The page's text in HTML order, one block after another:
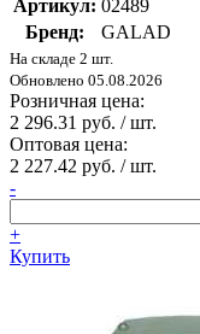
Артикул: 02489
Бренд:
GALAD
На складе 2 шт.
Обновлено 05.08.2026
Розничная цена:
2 296.31 руб. / шт.
Оптовая цена:
2 227.42 руб. / шт.
-
+
Купить